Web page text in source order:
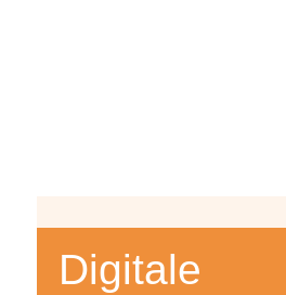
Digitale